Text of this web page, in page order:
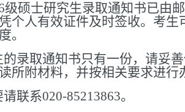
级硕士研究生录取通知书已由
个人有效证件及时签收。考
。
的录取通知书只有一份，请妥
所附材料，并按相关要求进行
联系020-85213863。